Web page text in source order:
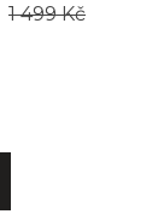
1 499 Kč